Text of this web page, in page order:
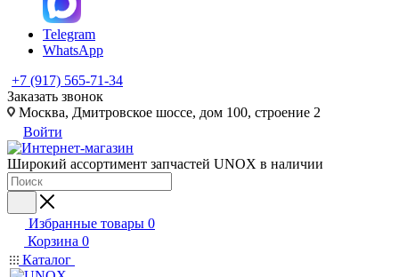
Telegram
WhatsApp
+7 (917) 565-71-34
Заказать звонок
Москва, Дмитровское шоссе, дом 100, строение 2
Войти
Широкий ассортимент запчастей UNOX в наличии
Избранные товары 0
Корзина 0
Каталог